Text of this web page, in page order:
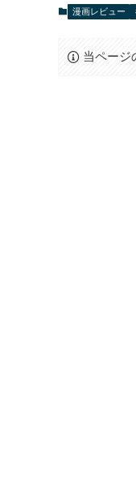
漫画レビュー
当ページ